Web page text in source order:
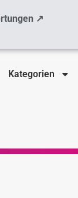
↗
Kategorien